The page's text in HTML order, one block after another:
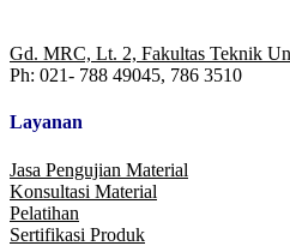
Gd. MRC, Lt. 2, Fakultas Teknik
Ph: 021- 788 49045, 786 3510
Layanan
Jasa Pengujian Material
Konsultasi Material
Pelatihan
Sertifikasi Produk